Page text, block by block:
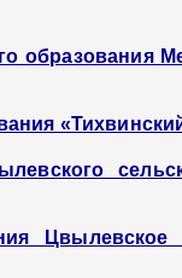
Цвылевское